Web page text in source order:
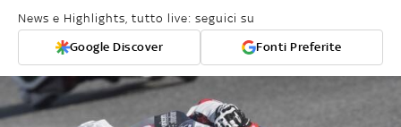
News e Highlights, tutto live: seguici su
Google Discover Fonti Preferite